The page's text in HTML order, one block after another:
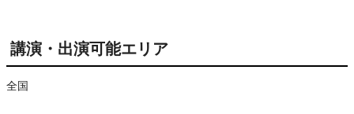
講演・出演可能エリア
全国